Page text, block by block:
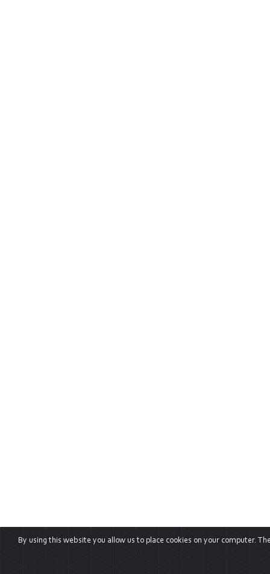
By using this website you allow us to place cookies on your computer.